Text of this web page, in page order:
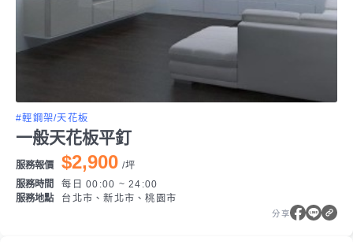
#輕鋼架/天花板
一般天花板平釘
服務報價 $2,900 /坪
服務時間
每日 00:00 ~ 24:00
服務地點
台北市、新北市、桃園市
分享